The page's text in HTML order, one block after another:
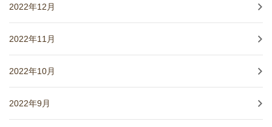
2022年12月
2022年11月
2022年10月
2022年9月